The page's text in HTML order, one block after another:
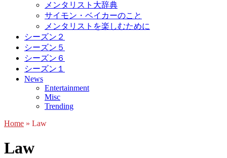
メンタリスト大辞典
サイモン・ベイカーのこと
メンタリストを楽しむために
シーズン２
シーズン５
シーズン６
シーズン１
News
Entertainment
Misc
Trending
Home » Law
Law